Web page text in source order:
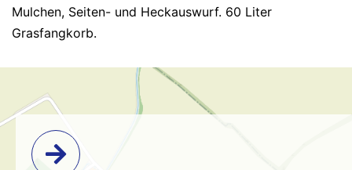
Mulchen, Seiten- und Heckauswurf. 60 Liter
Grasfangkorb.